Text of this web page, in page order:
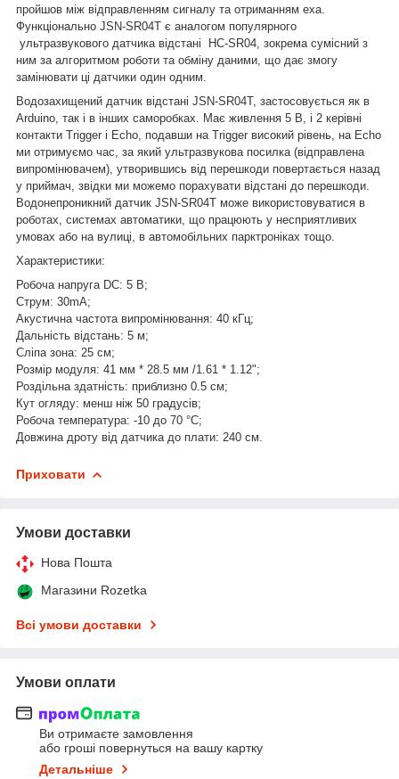
пройшов між відправленням сигналу та отриманням еха.
Функціонально JSN-SR04T є аналогом популярного
ультразвукового датчика відстані HC-SR04, зокрема сумісний з
ним за алгоритмом роботи та обміну даними, що дає змогу
замінювати ці датчики один одним.
Водозахищений датчик відстані JSN-SR04T, застосовується як в
Arduino, так і в інших саморобках. Має живлення 5 В, і 2 керівні
контакти Trigger і Echo, подавши на Trigger високий рівень, на Echo
ми отримуємо час, за який ультразвукова посилка (відправлена
випромінювачем), утворившись від перешкоди повертається назад
у приймач, звідки ми можемо порахувати відстані до перешкоди.
Водонепроникний датчик JSN-SR04T може використовуватися в
роботах, системах автоматики, що працюють у несприятливих
умовах або на вулиці, в автомобільних парктроніках тощо.
Характеристики:
Робоча напруга DC: 5 В;
Струм: 30mA;
Акустична частота випромінювання: 40 кГц;
Дальність відстань: 5 м;
Сліпа зона: 25 см;
Розмір модуля: 41 мм * 28.5 мм /1.61 * 1.12";
Роздільна здатність: приблизно 0.5 см;
Кут огляду: менш ніж 50 градусів;
Робоча температура: -10 до 70 °C;
Довжина дроту від датчика до плати: 240 см.
Приховати
Умови доставки
Нова Пошта
Магазини Rozetka
Всі умови доставки
Умови оплати
Ви отримаєте замовлення
або гроші повернуться на вашу картку
Детальніше